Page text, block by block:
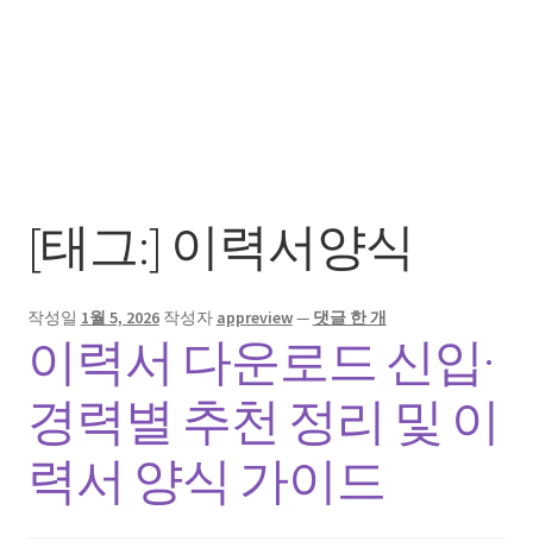
[태그:] 이력서양식
작성일 1월 5, 2026 작성자 appreview— 댓글 한 개
이력서 다운로드 신입·
경력별 추천 정리 및 이
력서 양식 가이드